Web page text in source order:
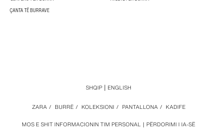
ÇANTA TË BURRAVE
MOS E SHIT INFORMACIONIN TIM PERSONAL PËRDORIMI I IA-SË
ZARA / BURRË / KOLEKSIONI / PANTALLONA / KADIFE
SHQIP ENGLISH